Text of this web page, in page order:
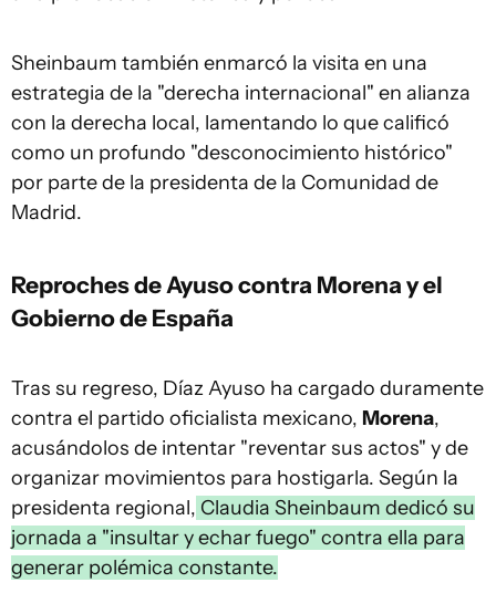
Sheinbaum también enmarcó la visita en una
estrategia de la "derecha internacional" en alianza
con la derecha local, lamentando lo que calificó
como un profundo "desconocimiento histórico"
por parte de la presidenta de la Comunidad de
Madrid.
Reproches de Ayuso contra Morena y el
Gobierno de España
Tras su regreso, Díaz Ayuso ha cargado duramente
contra el partido oficialista mexicano, Morena,
acusándolos de intentar "reventar sus actos" y de
organizar movimientos para hostigarla. Según la
presidenta regional, Claudia Sheinbaum dedicó su
jornada a "insultar y echar fuego" contra ella para
generar polémica constante.